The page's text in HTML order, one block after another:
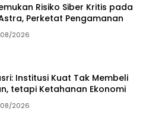
Risiko Siber Kritis pada
Perketat Pengamanan
2026
Institusi Kuat Tak Membeli
tetapi Ketahanan Ekonomi
2026